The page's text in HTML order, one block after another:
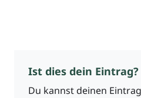
Ist dies dein Eintrag?
Du kannst deinen